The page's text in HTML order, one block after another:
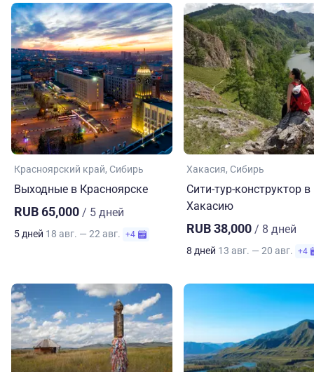
Красноярский край Сибирь
Выходные в Красноярске
RUB 65,000 / 5 дней
5 дней 18 авг. — 22 авг. +4
Хакасия Сибирь
Сити-тур-конструктор в
Хакасию
RUB 38,000 / 8 дней
8 дней 13 авг. — 20 авг. +4